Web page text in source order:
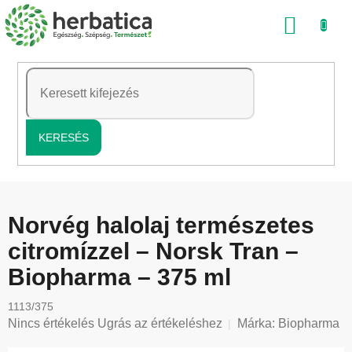
Ugrás
a
tartalomhoz
KERESÉS
Norvég halolaj természetes
citromízzel – Norsk Tran –
Biopharma – 375 ml
1113/375
A
Nincs értékelés Ugrás az értékeléshez Márka: Biopharma